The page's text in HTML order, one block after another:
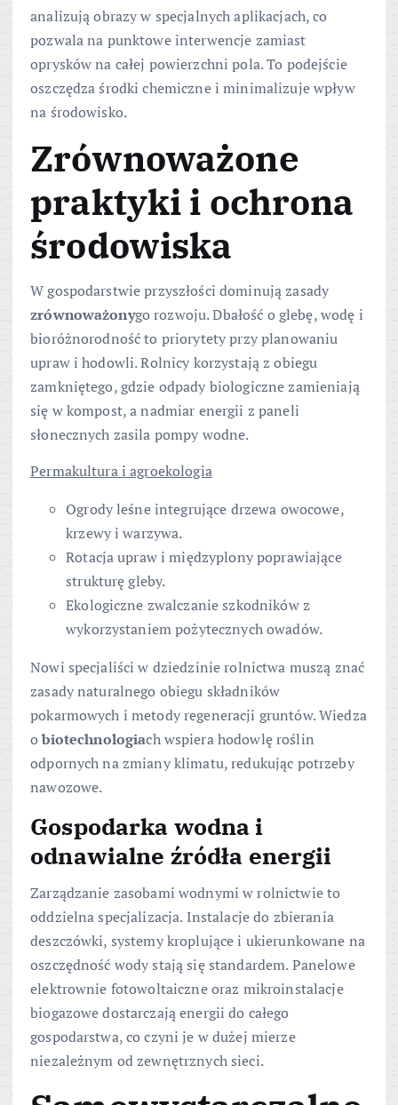
analizują obrazy w specjalnych aplikacjach, co
pozwala na punktowe interwencje zamiast
oprysków na całej powierzchni pola. To podejście
oszczędza środki chemiczne i minimalizuje wpływ
na środowisko.
Zrównoważone
praktyki i ochrona
środowiska
W gospodarstwie przyszłości dominują zasady
zrównoważonygo rozwoju. Dbałość o glebę, wodę i
bioróżnorodność to priorytety przy planowaniu
upraw i hodowli. Rolnicy korzystają z obiegu
zamkniętego, gdzie odpady biologiczne zamieniają
się w kompost, a nadmiar energii z paneli
słonecznych zasila pompy wodne.
Permakultura i agroekologia
Ogrody leśne integrujące drzewa owocowe,
krzewy i warzywa.
Rotacja upraw i międzyplony poprawiające
strukturę gleby.
Ekologiczne zwalczanie szkodników z
wykorzystaniem pożytecznych owadów.
Nowi specjaliści w dziedzinie rolnictwa muszą znać
zasady naturalnego obiegu składników
pokarmowych i metody regeneracji gruntów. Wiedza
obiotechnologiach wspiera hodowlę roślin
odpornych na zmiany klimatu, redukując potrzeby
nawozowe.
Gospodarka wodna i
odnawialne źródła energii
Zarządzanie zasobami wodnymi w rolnictwie to
oddzielna specjalizacja. Instalacje do zbierania
deszczówki, systemy kroplujące i ukierunkowane na
oszczędność wody stają się standardem. Panelowe
elektrownie fotowoltaiczne oraz mikroinstalacje
biogazowe dostarczają energii do całego
gospodarstwa, co czyni je w dużej mierze
niezależnym od zewnętrznych sieci.